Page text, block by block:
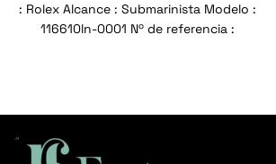
: Rolex Alcance : Submarinista Modelo :
116610ln-0001 Nº de referencia :